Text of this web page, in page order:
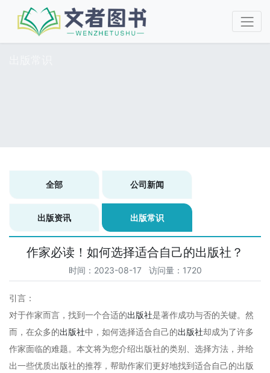
全部 公司新闻
出版资讯 出版常识
作家必读！如何选择适合自己的出版社？
时间：2023-08-17 访问量：1720
引言：
对于作家而言，找到一个合适的出版社是著作成功与否的关键。然
而，在众多的出版社中，如何选择适合自己的出版社却成为了许多
作家面临的难题。本文将为您介绍出版社的类别、选择方法，并给
出一些优质出版社的推荐，帮助作家们更好地找到适合自己的出版